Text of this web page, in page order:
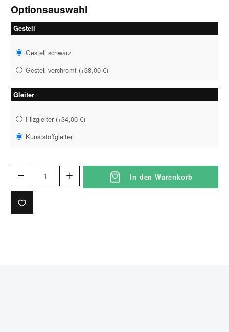
Optionsauswahl
Gestell
Gestell schwarz
Gestell verchromt (+38,00 €)
Gleiter
Filzgleiter (+34,00 €)
Kunststoffgleiter
In den Warenkorb